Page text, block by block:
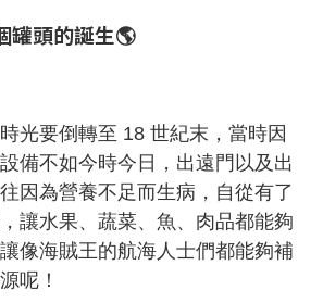
罐頭的誕生🌎
光要倒轉至 18 世紀末，當時因
備不如今時今日，出遠門以及出
因為營養不足而生病，自從有了
讓水果、蔬菜、魚、肉品都能夠
像海賊王的航海人士們都能夠補
呢！